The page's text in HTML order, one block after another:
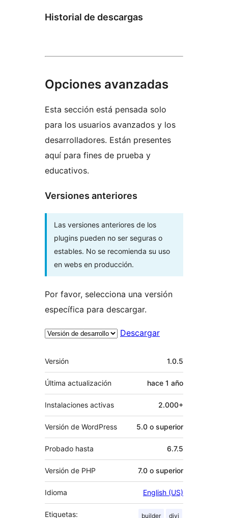
Historial de descargas
Opciones avanzadas
Esta sección está pensada solo
para los usuarios avanzados y los
desarrolladores. Están presentes
aquí para fines de prueba y
educativos.
Versiones anteriores
Las versiones anteriores de los
plugins pueden no ser seguras o
estables. No se recomienda su uso
en webs en producción.
Por favor, selecciona una versión
específica para descargar.
Descargar
Meta
Versión 1.0.5
Última actualización hace 1 año
Instalaciones activas 2.000+
Versión de WordPress 5.0 o superior
Probado hasta 6.7.5
Versión de PHP 7.0 o superior
Idioma English (US)
Etiquetas: builder divi